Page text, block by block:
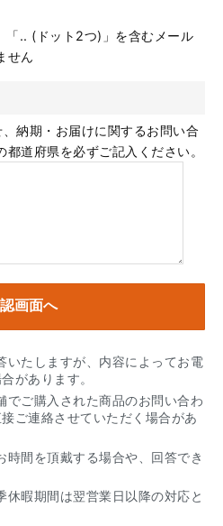
「.. (ドット2つ)」を含むメール
せん
納期・お届けに関するお問い合
道府県を必ずご記入ください。
いたしますが、内容によってお電
があります。
でご購入された商品のお問い合わ
ご連絡させていただく場合があ
時間を頂戴する場合や、回答でき
休暇期間は翌営業日以降の対応と